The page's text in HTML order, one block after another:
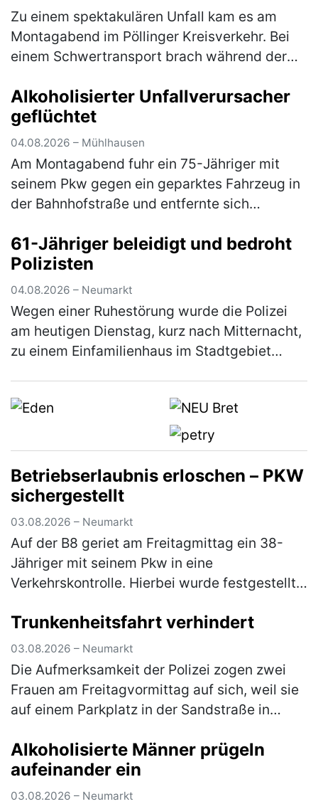
Zu einem spektakulären Unfall kam es am
Montagabend im Pöllinger Kreisverkehr. Bei
einem Schwertransport brach während der
des Sattelaufliegers umkippte und e…(mehr)
Alkoholisierter Unfallverursacher
geflüchtet
04.08.2026 – Mühlhausen
Am Montagabend fuhr ein 75-Jähriger mit
seinem Pkw gegen ein geparktes Fahrzeug in
der Bahnhofstraße und entfernte sich
Ein aufmerksamer Zeuge konnte den U…
(mehr)
61-Jähriger beleidigt und bedroht
Polizisten
04.08.2026 – Neumarkt
Wegen einer Ruhestörung wurde die Polizei
am heutigen Dienstag, kurz nach Mitternacht,
zu einem Einfamilienhaus im Stadtgebiet
Betriebserlaubnis erloschen – PKW
sichergestellt
03.08.2026 – Neumarkt
Auf der B8 geriet am Freitagmittag ein 38-
Jähriger mit seinem Pkw in eine
Verkehrskontrolle. Hierbei wurde festgestellt,
vorgenommen hatte, die zum Erlöschen d…
(mehr)
Trunkenheitsfahrt verhindert
03.08.2026 – Neumarkt
Die Aufmerksamkeit der Polizei zogen zwei
Frauen am Freitagvormittag auf sich, weil sie
auf einem Parkplatz in der Sandstraße in
Beamten bemerkten schnell, …(mehr)
Alkoholisierte Männer prügeln
aufeinander ein
03.08.2026 – Neumarkt